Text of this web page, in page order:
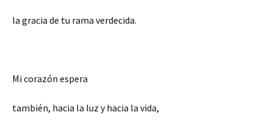
la gracia de tu rama verdecida.
Mi corazón espera
también, hacia la luz y hacia la vida,